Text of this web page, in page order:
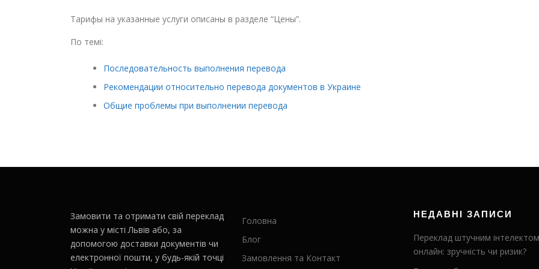
Тарифы на указанные услуги описаны в разделе “Цены”.
По темі:
Последовательность выполнения перевода
Рекомендации относительно перевода документов в Украине
Общие проблемы при выполнении перевода
Замовити та отримати свій переклад
можна у місті Львів або, за
допомогою доставки документів чи
електронної пошти, у будь-якій точці
Головна
Блог
Замовлення та Контакт
НЕДАВНІ ЗАПИСИ
Переклад штучним інтелектом
онлайн: зручність чи ризик?